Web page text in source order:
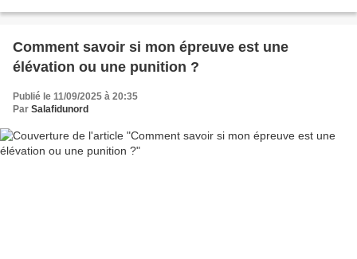
Comment savoir si mon épreuve est une
élévation ou une punition ?
Publié le 11/09/2025 à 20:35
Par Salafidunord